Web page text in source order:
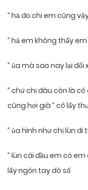
” hả đo chi em cũng
” hả em không thấy
” ủa mà sao nay lại đổi
” chứ chị đâu còn là
cũng hơi già ” cô lấy
” ủa hình như chị lùn đi
” lùn cái đầu em có
lấy ngón tay dò số